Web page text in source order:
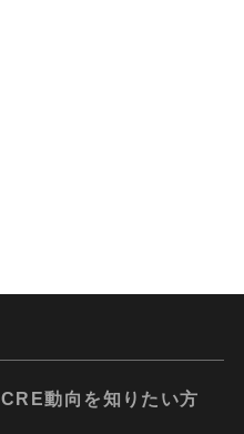
CRE動向を知りたい方